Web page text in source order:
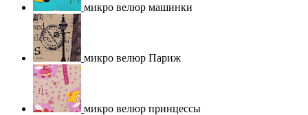
микро велюр машинки
микро велюр Париж
микро велюр принцессы